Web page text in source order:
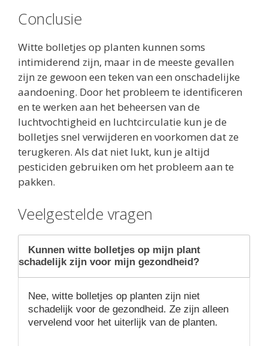
Conclusie
Witte bolletjes op planten kunnen soms
intimiderend zijn, maar in de meeste gevallen
zijn ze gewoon een teken van een onschadelijke
aandoening. Door het probleem te identificeren
en te werken aan het beheersen van de
luchtvochtigheid en luchtcirculatie kun je de
bolletjes snel verwijderen en voorkomen dat ze
terugkeren. Als dat niet lukt, kun je altijd
pesticiden gebruiken om het probleem aan te
pakken.
Veelgestelde vragen
Kunnen witte bolletjes op mijn plant
schadelijk zijn voor mijn gezondheid?
Nee, witte bolletjes op planten zijn niet
schadelijk voor de gezondheid. Ze zijn alleen
vervelend voor het uiterlijk van de planten.